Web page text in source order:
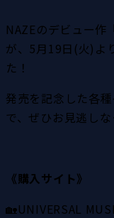
NAZEのデビュー作
が、5月19日(火)よ
た！
発売を記念した各
で、ぜひお見逃しな
《購入サイト》
🏡UNIVERSAL